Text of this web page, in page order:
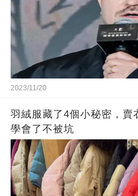
2023/11/20
羽絨服藏了4個小秘密，賣
學會了不被坑